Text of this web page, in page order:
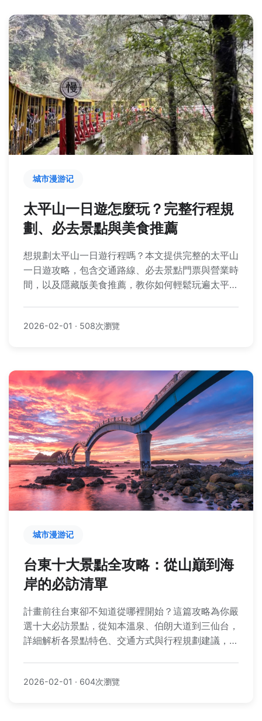
城市漫游记
太平山一日遊怎麼玩？完整行程規
劃、必去景點與美食推薦
想規劃太平山一日遊行程嗎？本文提供完整的太平山
一日遊攻略，包含交通路線、必去景點門票與營業時
間，以及隱藏版美食推薦，教你如何輕鬆玩遍太平
2026-02-01 · 508次瀏覽
城市漫游记
台東十大景點全攻略：從山巔到海
岸的必訪清單
計畫前往台東卻不知道從哪裡開始？這篇攻略為你嚴
選十大必訪景點，從知本溫泉、伯朗大道到三仙台，
詳細解析各景點特色、交通方式與行程規劃建議，讓
2026-02-01 · 604次瀏覽